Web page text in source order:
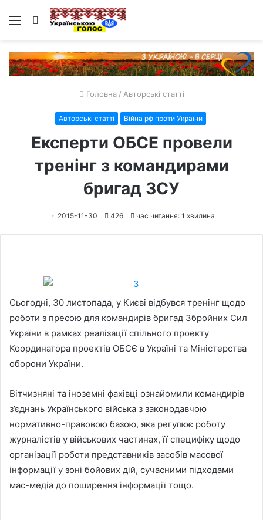
Меню Пошук
Головна / Авторські статті
Авторські статті Війна рф проти України
Експерти ОБСЕ провели
тренінг з командирами
бригад ЗСУ
2015-11-30 426 час читання: 1 хвилина
Сьогодні, 30 листопада, у Києві відбувся тренінг щодо
роботи з пресою для командирів бригад Збройних Сил
України в рамках реалізації спільного проекту
Координатора проектів ОБСЄ в Україні та Міністерства
оборони України.
Вітчизняні та іноземні фахівці ознайомили командирів
з’єднань Українського війська з законодавчою
нормативно-правовою базою, яка регулює роботу
журналістів у військових частинах, її специфіку щодо
організації роботи представників засобів масової
інформації у зоні бойових дій, сучасними підходами
мас-медіа до поширення інформації тощо.